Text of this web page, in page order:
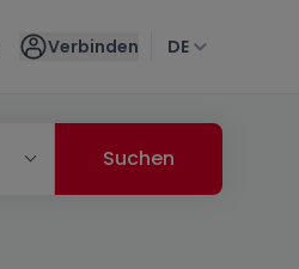
Verbinden DE